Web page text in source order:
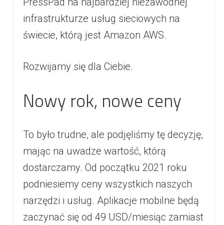
infrastrukturze usług sieciowych na
świecie, którą jest Amazon AWS.
Rozwijamy się dla Ciebie.
Nowy rok, nowe ceny
To było trudne, ale podjęliśmy tę decyzję,
mając na uwadze wartość, którą
dostarczamy. Od początku 2021 roku
podniesiemy ceny wszystkich naszych
narzędzi i usług. Aplikacje mobilne będą
zaczynać się od 49 USD/miesiąc zamiast